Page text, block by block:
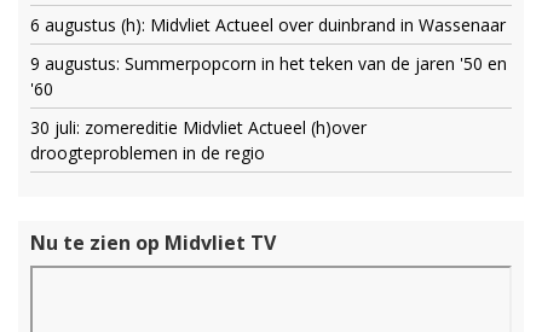
6 augustus (h): Midvliet Actueel over duinbrand in Wassenaar
9 augustus: Summerpopcorn in het teken van de jaren '50 en
'60
30 juli: zomereditie Midvliet Actueel (h)over
droogteproblemen in de regio
Nu te zien op Midvliet TV